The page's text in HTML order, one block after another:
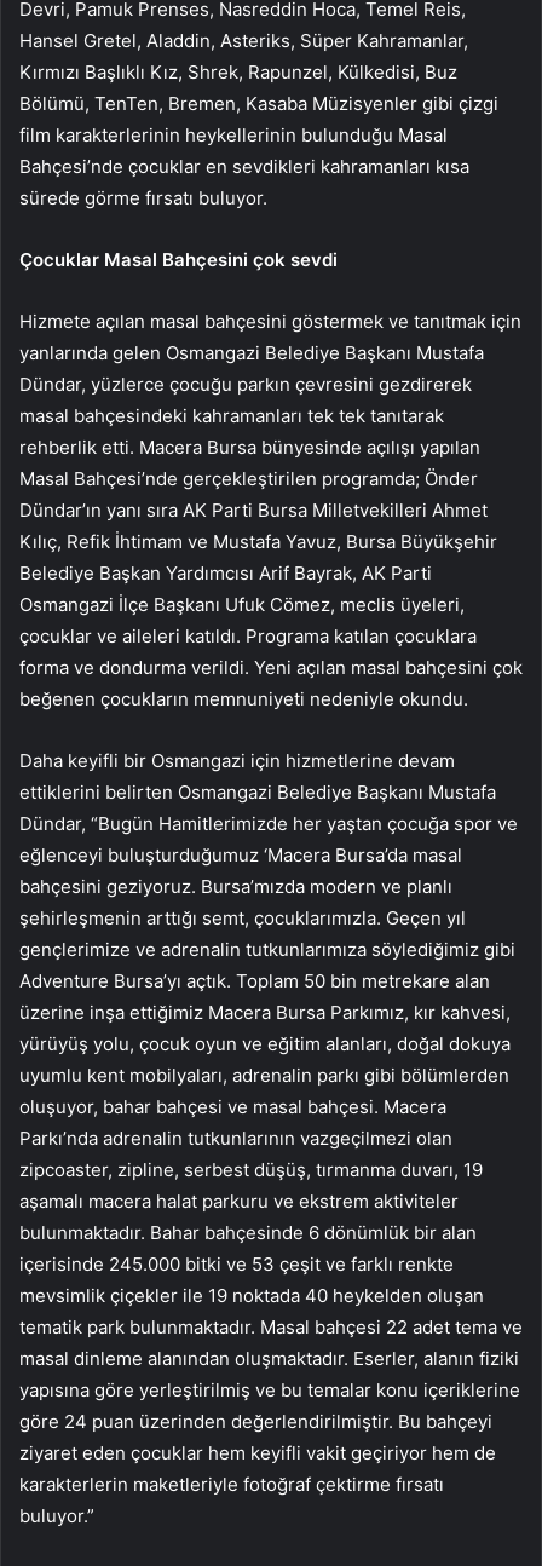
Devri, Pamuk Prenses, Nasreddin Hoca, Temel Reis,
Hansel Gretel, Aladdin, Asteriks, Süper Kahramanlar,
Kırmızı Başlıklı Kız, Shrek, Rapunzel, Külkedisi, Buz
Bölümü, TenTen, Bremen, Kasaba Müzisyenler gibi çizgi
film karakterlerinin heykellerinin bulunduğu Masal
Bahçesi’nde çocuklar en sevdikleri kahramanları kısa
sürede görme fırsatı buluyor.
Çocuklar Masal Bahçesini çok sevdi
Hizmete açılan masal bahçesini göstermek ve tanıtmak için
yanlarında gelen Osmangazi Belediye Başkanı Mustafa
Dündar, yüzlerce çocuğu parkın çevresini gezdirerek
masal bahçesindeki kahramanları tek tek tanıtarak
rehberlik etti. Macera Bursa bünyesinde açılışı yapılan
Masal Bahçesi’nde gerçekleştirilen programda; Önder
Dündar’ın yanı sıra AK Parti Bursa Milletvekilleri Ahmet
Kılıç, Refik İhtimam ve Mustafa Yavuz, Bursa Büyükşehir
Belediye Başkan Yardımcısı Arif Bayrak, AK Parti
Osmangazi İlçe Başkanı Ufuk Cömez, meclis üyeleri,
çocuklar ve aileleri katıldı. Programa katılan çocuklara
forma ve dondurma verildi. Yeni açılan masal bahçesini çok
beğenen çocukların memnuniyeti nedeniyle okundu.
Daha keyifli bir Osmangazi için hizmetlerine devam
ettiklerini belirten Osmangazi Belediye Başkanı Mustafa
Dündar, “Bugün Hamitlerimizde her yaştan çocuğa spor ve
eğlenceyi buluşturduğumuz ‘Macera Bursa’da masal
bahçesini geziyoruz. Bursa’mızda modern ve planlı
şehirleşmenin arttığı semt, çocuklarımızla. Geçen yıl
gençlerimize ve adrenalin tutkunlarımıza söylediğimiz gibi
Adventure Bursa’yı açtık. Toplam 50 bin metrekare alan
üzerine inşa ettiğimiz Macera Bursa Parkımız, kır kahvesi,
yürüyüş yolu, çocuk oyun ve eğitim alanları, doğal dokuya
uyumlu kent mobilyaları, adrenalin parkı gibi bölümlerden
oluşuyor, bahar bahçesi ve masal bahçesi. Macera
Parkı’nda adrenalin tutkunlarının vazgeçilmezi olan
zipcoaster, zipline, serbest düşüş, tırmanma duvarı, 19
aşamalı macera halat parkuru ve ekstrem aktiviteler
bulunmaktadır. Bahar bahçesinde 6 dönümlük bir alan
içerisinde 245.000 bitki ve 53 çeşit ve farklı renkte
mevsimlik çiçekler ile 19 noktada 40 heykelden oluşan
tematik park bulunmaktadır. Masal bahçesi 22 adet tema ve
masal dinleme alanından oluşmaktadır. Eserler, alanın fiziki
yapısına göre yerleştirilmiş ve bu temalar konu içeriklerine
göre 24 puan üzerinden değerlendirilmiştir. Bu bahçeyi
ziyaret eden çocuklar hem keyifli vakit geçiriyor hem de
karakterlerin maketleriyle fotoğraf çektirme fırsatı
buluyor.”